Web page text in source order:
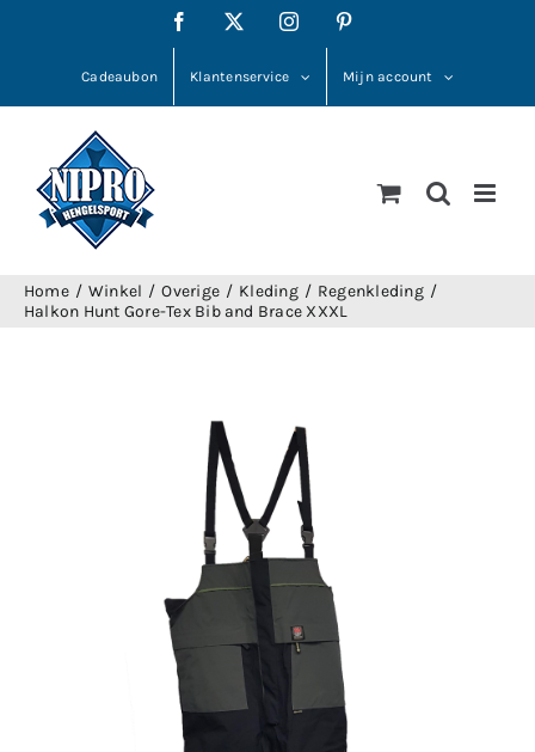
Facebook Instagram
Cadeaubon Klantenservice Mijn account
Home Winkel Overige Kleding
Regenkleding
Halkon Hunt Gore-Tex Bib and Brace XXXL